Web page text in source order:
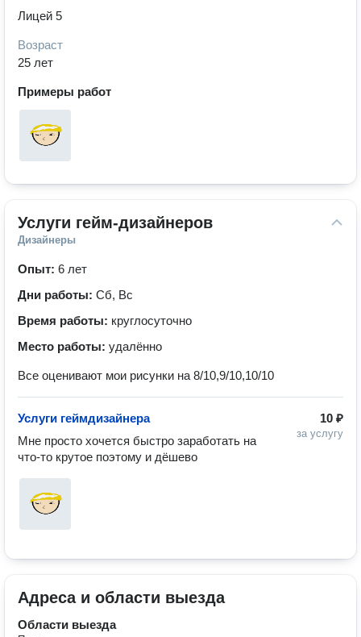
Лицей 5
Возраст
25 лет
Примеры работ
Услуги гейм-дизайнеров
Дизайнеры
Опыт: 6 лет
Дни работы: Сб, Вс
Время работы: круглосуточно
Место работы: удалённо
Все оценивают мои рисунки на 8/10,9/10,10/10
10 ₽
за услугу
Услуги геймдизайнера
Мне просто хочется быстро заработать на
что-то крутое поэтому и дёшево
Адреса и области выезда
Области выезда